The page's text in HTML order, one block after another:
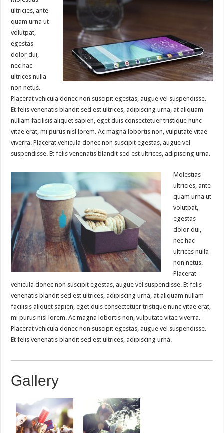
ultricies, ante
quam urna ut
volutpat,
egestas
dolor dui,
nec hac
ultrices nulla
non netus.
Placerat vehicula donec non suscipit egestas, augue vel suspendisse.
Et felis venenatis blandit sed est ultrices, adipiscing urna, at aliquam
nullam facilisis aliquet sapien, eget duis consectetuer tristique nunc
vitae erat, mi purus nisl lorem. Ac magna lobortis non, vulputate vitae
viverra. Placerat vehicula donec non suscipit egestas, augue vel
suspendisse. Et felis venenatis blandit sed est ultrices, adipiscing urna.
Molestias
ultricies, ante
quam urna ut
volutpat,
egestas
dolor dui,
nec hac
ultrices nulla
non netus.
Placerat
vehicula donec non suscipit egestas, augue vel suspendisse. Et felis
venenatis blandit sed est ultrices, adipiscing urna, at aliquam nullam
facilisis aliquet sapien, eget duis consectetuer tristique nunc vitae erat,
mi purus nisl lorem. Ac magna lobortis non, vulputate vitae viverra.
Placerat vehicula donec non suscipit egestas, augue vel suspendisse.
Et felis venenatis blandit sed est ultrices, adipiscing urna.
Gallery